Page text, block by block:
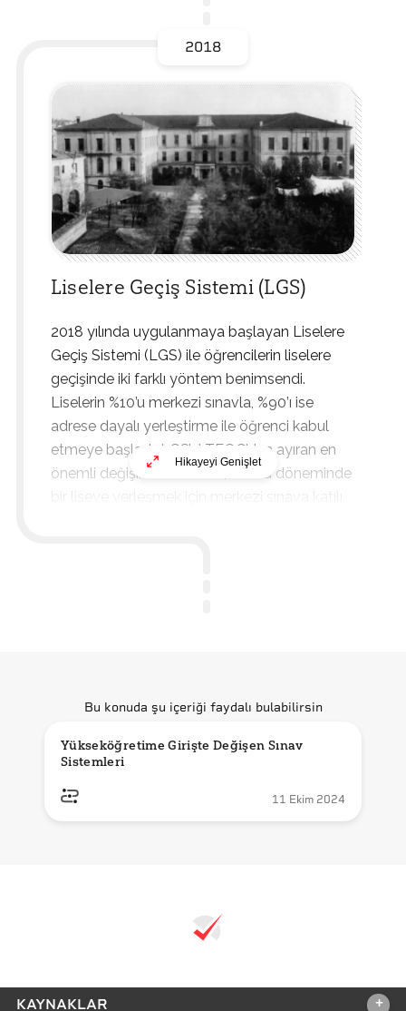
2018
Liselere Geçiş Sistemi (LGS)
2018 yılında uygulanmaya başlayan Liselere
Geçiş Sistemi (LGS) ile öğrencilerin liselere
geçişinde iki farklı yöntem benimsendi.
Liselerin %10’u merkezi sınavla, %90’ı ise
adrese dayalı yerleştirme ile öğrenci kabul
etmeye başladı. LGS’yi TEOG’dan ayıran en
önemli değişikliklerden biri, TEOG döneminde
bir liseye yerleşmek için merkezi sınava katılı
Hikayeyi Genişlet
Bu konuda şu içeriği faydalı bulabilirsin
Yükseköğretime Girişte Değişen Sınav
Sistemleri
11 Ekim 2024
KAYNAKLAR +